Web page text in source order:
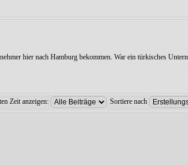
hier nach Hamburg bekommen. War ein türkisches
Zeit anzeigen:
Sortiere nach